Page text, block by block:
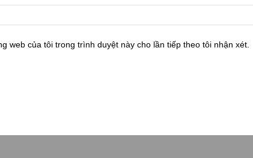
web của tôi trong trình duyệt này cho lần tiếp theo tôi nhận xét.